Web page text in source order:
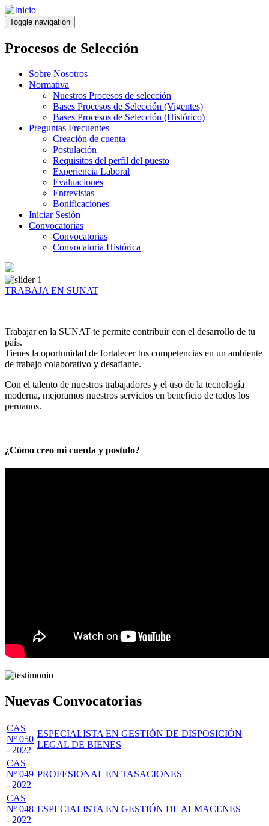
Pasar
al
contenido
principal
Toggle navigation
Procesos de Selección
Sobre Nosotros
Normativa
Nuestros Procesos de selección
Bases Procesos de Selección (Vigentes)
Bases Procesos de Selección (Histórico)
Preguntas Frecuentes
Creación de cuenta
Postulación
Requisitos del perfil del puesto
Experiencia Laboral
Evaluaciones
Entrevistas
Bonificaciones
Iniciar Sesión
Convocatorias
Convocatorias
Convocatoria Histórica
TRABAJA EN SUNAT
Trabajar en la SUNAT te permite contribuir con el desarrollo de tu
país.
Tienes la oportunidad de fortalecer tus competencias en un ambiente
de trabajo colaborativo y desafiante.
Con el talento de nuestros trabajadores y el uso de la tecnología
moderna, mejoramos nuestros servicios en beneficio de todos los
peruanos.
¿Cómo creo mi cuenta y postulo?
Nuevas Convocatorias
CAS
Nº 050
- 2022
ESPECIALISTA EN GESTIÓN DE DISPOSICIÓN
LEGAL DE BIENES
CAS
Nº 049
- 2022
PROFESIONAL EN TASACIONES
CAS
Nº 048
- 2022
ESPECIALISTA EN GESTIÓN DE ALMACENES